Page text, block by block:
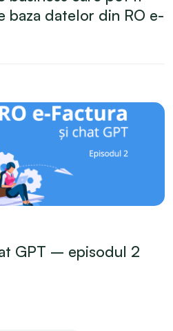
baza datelor din RO e-
GPT – episodul 2